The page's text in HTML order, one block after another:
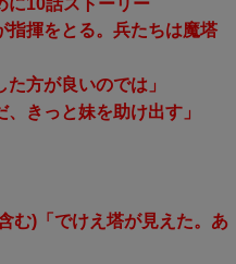
指揮をとる。兵たちは魔塔
方が良いのでは」
きっと妹を助け出す」
む)「でけえ塔が見えた。あ